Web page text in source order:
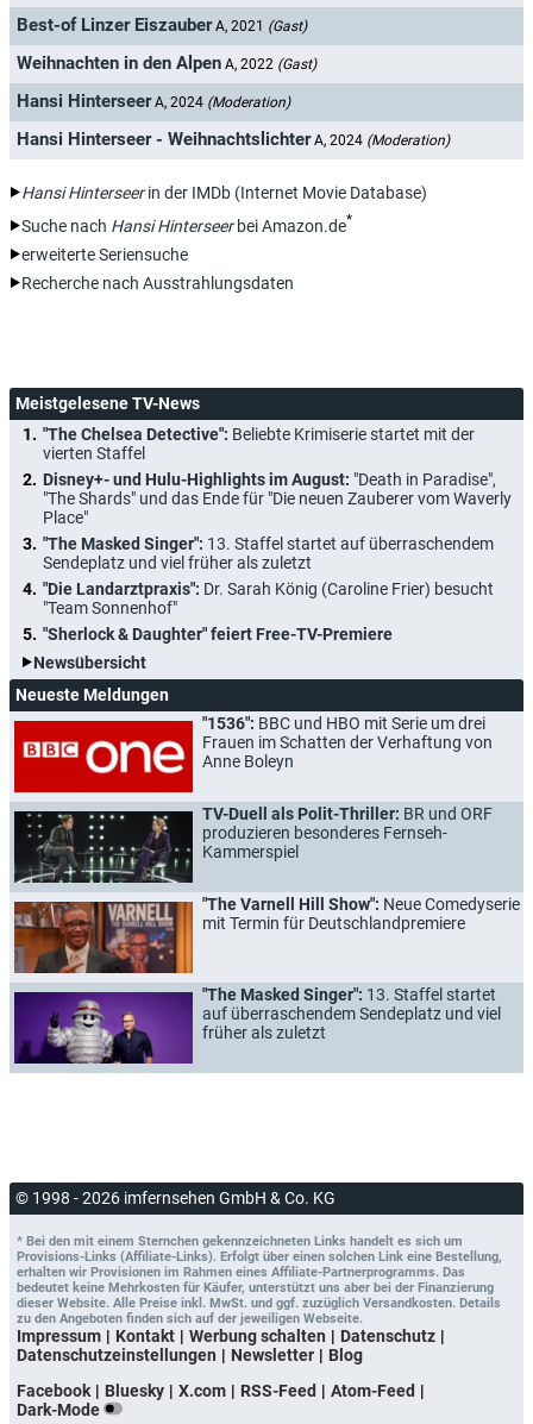
Best-of Linzer Eiszauber A, 2021 (Gast)
Weihnachten in den Alpen A, 2022 (Gast)
Hansi Hinterseer A, 2024 (Moderation)
Hansi Hinterseer - Weihnachtslichter A, 2024 (Moderation)
Hansi Hinterseerin der IMDb (Internet Movie Database)
Suche nach Hansi Hinterseerbei Amazon.de*
erweiterte Seriensuche
Recherche nach Ausstrahlungsdaten
Meistgelesene TV-News
"The Chelsea Detective": Beliebte Krimiserie startet mit der
vierten Staffel
Disney+- und Hulu-Highlights im August: "Death in Paradise",
"The Shards" und das Ende für "Die neuen Zauberer vom Waverly
Place"
"The Masked Singer": 13. Staffel startet auf überraschendem
Sendeplatz und viel früher als zuletzt
"Die Landarztpraxis": Dr. Sarah König (Caroline Frier) besucht
"Team Sonnenhof"
"Sherlock & Daughter" feiert Free-TV-Premiere
Newsübersicht
Neueste Meldungen
"1536": BBC und HBO mit Serie um drei
Frauen im Schatten der Verhaftung von
Anne Boleyn
TV-Duell als Polit-Thriller: BR und ORF
produzieren besonderes Fernseh-
Kammerspiel
"The Varnell Hill Show": Neue Comedyserie
mit Termin für Deutschlandpremiere
"The Masked Singer": 13. Staffel startet
auf überraschendem Sendeplatz und viel
früher als zuletzt
© 1998 - 2026 imfernsehen GmbH & Co. KG
* Bei den mit einem Sternchen gekennzeichneten Links handelt es sich um
Provisions-Links (Affiliate-Links). Erfolgt über einen solchen Link eine Bestellung,
erhalten wir Provisionen im Rahmen eines Affiliate-Partnerprogramms. Das
bedeutet keine Mehrkosten für Käufer, unterstützt uns aber bei der Finanzierung
dieser Website. Alle Preise inkl. MwSt. und ggf. zuzüglich Versandkosten. Details
zu den Angeboten finden sich auf der jeweiligen Webseite.
Impressum Kontakt Werbung schalten
Datenschutz
Datenschutzeinstellungen
Newsletter
Blog
Facebook
Bluesky X.com RSS-Feed
Atom-Feed
Dark-Mode